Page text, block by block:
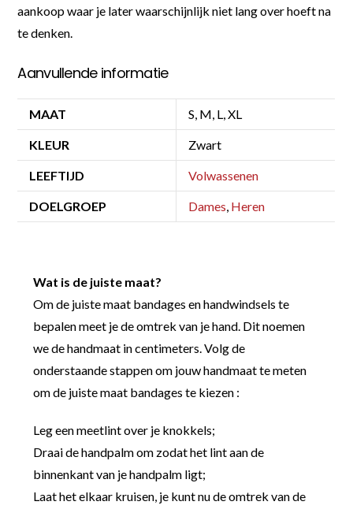
aankoop waar je later waarschijnlijk niet lang over hoeft na
te denken.
Aanvullende informatie
MAAT S, M, L, XL
KLEUR Zwart
LEEFTIJD Volwassenen
DOELGROEP Dames, Heren
Wat is de juiste maat?
Om de juiste maat bandages en handwindsels te
bepalen meet je de omtrek van je hand. Dit noemen
we de handmaat in centimeters. Volg de
onderstaande stappen om jouw handmaat te meten
om de juiste maat bandages te kiezen :
Leg een meetlint over je knokkels;
Draai de handpalm om zodat het lint aan de
binnenkant van je handpalm ligt;
Laat het elkaar kruisen, je kunt nu de omtrek van de